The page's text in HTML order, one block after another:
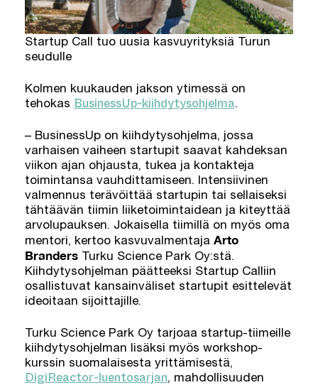
Startup Call tuo uusia kasvuyrityksiä Turun
seudulle
Kolmen kuukauden jakson ytimessä on
tehokas BusinessUp-kiihdytysohjelma.
– BusinessUp on kiihdytysohjelma, jossa
varhaisen vaiheen startupit saavat kahdeksan
viikon ajan ohjausta, tukea ja kontakteja
toimintansa vauhdittamiseen. Intensiivinen
valmennus terävöittää startupin tai sellaiseksi
tähtäävän tiimin liiketoimintaidean ja kiteyttää
arvolupauksen. Jokaisella tiimillä on myös oma
mentori, kertoo kasvuvalmentaja Arto
BrandersTurku Science Park Oy:stä.
Kiihdytysohjelman päätteeksi Startup Calliin
osallistuvat kansainväliset startupit esittelevät
ideoitaan sijoittajille.
Turku Science Park Oy tarjoaa startup-tiimeille
kiihdytysohjelman lisäksi myös workshop-
kurssin suomalaisesta yrittämisestä,
DigiReactor-luentosarjan, mahdollisuuden